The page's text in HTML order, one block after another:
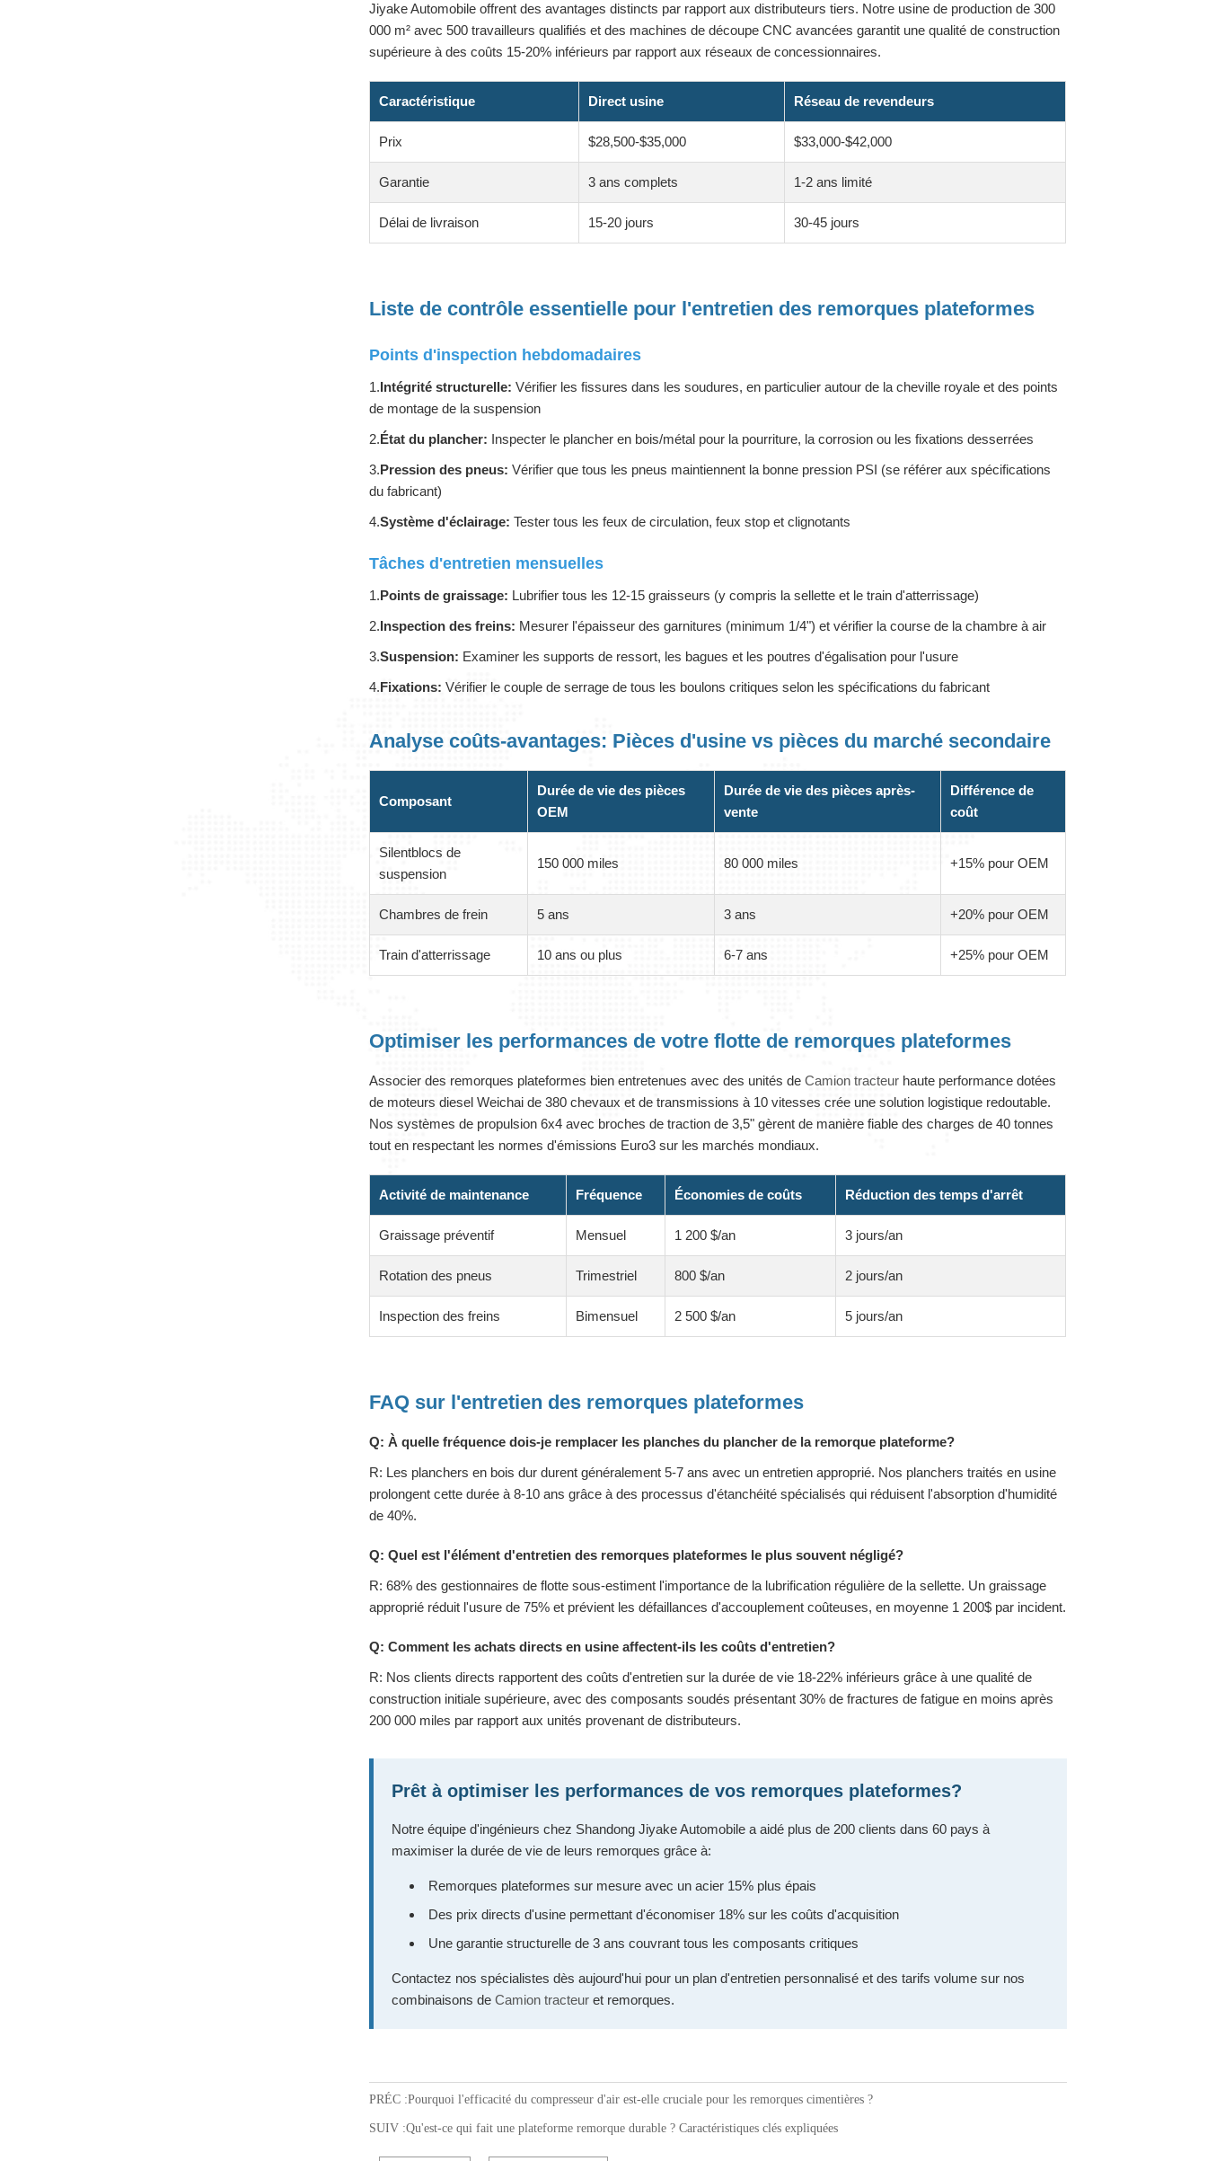
Jiyake Automobile offrent des avantages distincts par rapport aux distributeurs tiers. Notre usine de production de 300
000 m² avec 500 travailleurs qualifiés et des machines de découpe CNC avancées garantit une qualité de construction
supérieure à des coûts 15-20% inférieurs par rapport aux réseaux de concessionnaires.
Caractéristique Direct usine Réseau de revendeurs
Prix $28,500-$35,000 $33,000-$42,000
Garantie 3 ans complets 1-2 ans limité
Délai de livraison 15-20 jours 30-45 jours
Liste de contrôle essentielle pour l'entretien des remorques plateformes
Points d'inspection hebdomadaires
1.Intégrité structurelle: Vérifier les fissures dans les soudures, en particulier autour de la cheville royale et des points
de montage de la suspension
2.État du plancher: Inspecter le plancher en bois/métal pour la pourriture, la corrosion ou les fixations desserrées
3.Pression des pneus: Vérifier que tous les pneus maintiennent la bonne pression PSI (se référer aux spécifications
du fabricant)
4.Système d'éclairage: Tester tous les feux de circulation, feux stop et clignotants
Tâches d'entretien mensuelles
1.Points de graissage: Lubrifier tous les 12-15 graisseurs (y compris la sellette et le train d'atterrissage)
2.Inspection des freins: Mesurer l'épaisseur des garnitures (minimum 1/4") et vérifier la course de la chambre à air
3.Suspension: Examiner les supports de ressort, les bagues et les poutres d'égalisation pour l'usure
4.Fixations: Vérifier le couple de serrage de tous les boulons critiques selon les spécifications du fabricant
Analyse coûts-avantages: Pièces d'usine vs pièces du marché secondaire
Composant
Durée de vie des pièces
OEM
Durée de vie des pièces après-
vente
Différence de
coût
Silentblocs de
suspension
150 000 miles 80 000 miles +15% pour OEM
Chambres de frein 5 ans 3 ans +20% pour OEM
Train d'atterrissage 10 ans ou plus 6-7 ans +25% pour OEM
Optimiser les performances de votre flotte de remorques plateformes
Associer des remorques plateformes bien entretenues avec des unités deCamion tracteur haute performance dotées
de moteurs diesel Weichai de 380 chevaux et de transmissions à 10 vitesses crée une solution logistique redoutable.
Nos systèmes de propulsion 6x4 avec broches de traction de 3,5" gèrent de manière fiable des charges de 40 tonnes
tout en respectant les normes d'émissions Euro3 sur les marchés mondiaux.
Activité de maintenance Fréquence Économies de coûts Réduction des temps d'arrêt
Graissage préventif Mensuel 1 200 $/an 3 jours/an
Rotation des pneus Trimestriel 800 $/an 2 jours/an
Inspection des freins Bimensuel 2 500 $/an 5 jours/an
FAQ sur l'entretien des remorques plateformes
Q: À quelle fréquence dois-je remplacer les planches du plancher de la remorque plateforme?
R: Les planchers en bois dur durent généralement 5-7 ans avec un entretien approprié. Nos planchers traités en usine
prolongent cette durée à 8-10 ans grâce à des processus d'étanchéité spécialisés qui réduisent l'absorption d'humidité
de 40%.
Q: Quel est l'élément d'entretien des remorques plateformes le plus souvent négligé?
R: 68% des gestionnaires de flotte sous-estiment l'importance de la lubrification régulière de la sellette. Un graissage
approprié réduit l'usure de 75% et prévient les défaillances d'accouplement coûteuses, en moyenne 1 200$ par incident.
Q: Comment les achats directs en usine affectent-ils les coûts d'entretien?
R: Nos clients directs rapportent des coûts d'entretien sur la durée de vie 18-22% inférieurs grâce à une qualité de
construction initiale supérieure, avec des composants soudés présentant 30% de fractures de fatigue en moins après
200 000 miles par rapport aux unités provenant de distributeurs.
Prêt à optimiser les performances de vos remorques plateformes?
Notre équipe d'ingénieurs chez Shandong Jiyake Automobile a aidé plus de 200 clients dans 60 pays à
maximiser la durée de vie de leurs remorques grâce à:
Remorques plateformes sur mesure avec un acier 15% plus épais
Des prix directs d'usine permettant d'économiser 18% sur les coûts d'acquisition
Une garantie structurelle de 3 ans couvrant tous les composants critiques
Contactez nos spécialistes dès aujourd'hui pour un plan d'entretien personnalisé et des tarifs volume sur nos
combinaisons deCamion tracteur et remorques.
PRÉC :Pourquoi l'efficacité du compresseur d'air est-elle cruciale pour les remorques cimentières ?
SUIV :Qu'est-ce qui fait une plateforme remorque durable ? Caractéristiques clés expliquées